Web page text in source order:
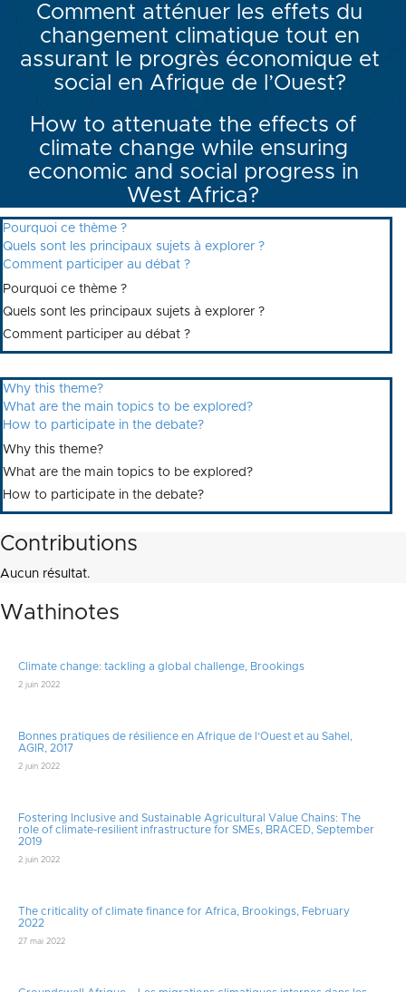
Comment atténuer les effets du
changement climatique tout en
assurant le progrès économique et
social en Afrique de l’Ouest?
How to attenuate the effects of
climate change while ensuring
economic and social progress in
West Africa?
Pourquoi ce thème ?
Quels sont les principaux sujets à explorer ?
Comment participer au débat ?
Pourquoi ce thème ?
Quels sont les principaux sujets à explorer ?
Comment participer au débat ?
Why this theme?
What are the main topics to be explored?
How to participate in the debate?
Why this theme?
What are the main topics to be explored?
How to participate in the debate?
Contributions
Aucun résultat.
Wathinotes
Climate change: tackling a global challenge, Brookings
2 juin 2022
Bonnes pratiques de résilience en Afrique de l’Ouest et au Sahel,
AGIR, 2017
2 juin 2022
Fostering Inclusive and Sustainable Agricultural Value Chains: The
role of climate-resilient infrastructure for SMEs, BRACED, September
2019
2 juin 2022
The criticality of climate finance for Africa, Brookings, February
2022
27 mai 2022